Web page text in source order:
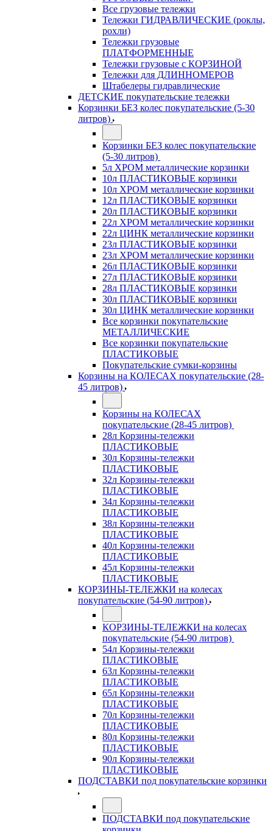
Все грузовые тележки
Тележки ГИДРАВЛИЧЕСКИЕ (роклы,
рохли)
Тележки грузовые
ПЛАТФОРМЕННЫЕ
Тележки грузовые с КОРЗИНОЙ
Тележки для ДЛИННОМЕРОВ
Штабелеры гидравлические
ДЕТСКИЕ покупательские тележки
Корзинки БЕЗ колес покупательские (5-30
литров)
Корзинки БЕЗ колес покупательские
(5-30 литров)
5л ХРОМ металлические корзинки
10л ПЛАСТИКОВЫЕ корзинки
10л ХРОМ металлические корзинки
12л ПЛАСТИКОВЫЕ корзинки
20л ПЛАСТИКОВЫЕ корзинки
22л ХРОМ металлические корзинки
22л ЦИНК металлические корзинки
23л ПЛАСТИКОВЫЕ корзинки
23л ХРОМ металлические корзинки
26л ПЛАСТИКОВЫЕ корзинки
27л ПЛАСТИКОВЫЕ корзинки
28л ПЛАСТИКОВЫЕ корзинки
30л ПЛАСТИКОВЫЕ корзинки
30л ЦИНК металлические корзинки
Все корзинки покупательские
МЕТАЛЛИЧЕСКИЕ
Все корзинки покупательские
ПЛАСТИКОВЫЕ
Покупательские сумки-корзины
Корзины на КОЛЕСАХ покупательские (28-
45 литров)
Корзины на КОЛЕСАХ
покупательские (28-45 литров)
28л Корзины-тележки
ПЛАСТИКОВЫЕ
30л Корзины-тележки
ПЛАСТИКОВЫЕ
32л Корзины-тележки
ПЛАСТИКОВЫЕ
34л Корзины-тележки
ПЛАСТИКОВЫЕ
38л Корзины-тележки
ПЛАСТИКОВЫЕ
40л Корзины-тележки
ПЛАСТИКОВЫЕ
45л Корзины-тележки
ПЛАСТИКОВЫЕ
КОРЗИНЫ-ТЕЛЕЖКИ на колесах
покупательские (54-90 литров)
КОРЗИНЫ-ТЕЛЕЖКИ на колесах
покупательские (54-90 литров)
54л Корзины-тележки
ПЛАСТИКОВЫЕ
63л Корзины-тележки
ПЛАСТИКОВЫЕ
65л Корзины-тележки
ПЛАСТИКОВЫЕ
70л Корзины-тележки
ПЛАСТИКОВЫЕ
80л Корзины-тележки
ПЛАСТИКОВЫЕ
90л Корзины-тележки
ПЛАСТИКОВЫЕ
ПОДСТАВКИ под покупательские корзинки
ПОДСТАВКИ под покупательские